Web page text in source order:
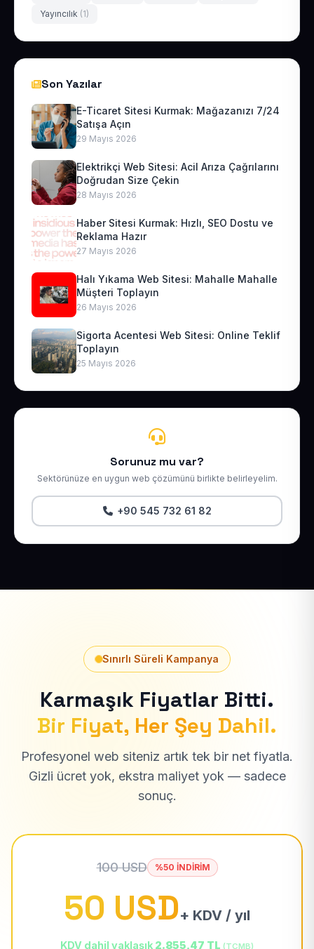
Yayıncılık (1)
Son Yazılar
E-Ticaret Sitesi Kurmak: Mağazanızı 7/24
Satışa Açın
29 Mayıs 2026
Elektrikçi Web Sitesi: Acil Arıza Çağrılarını
Doğrudan Size Çekin
28 Mayıs 2026
Haber Sitesi Kurmak: Hızlı, SEO Dostu ve
Reklama Hazır
27 Mayıs 2026
Halı Yıkama Web Sitesi: Mahalle Mahalle
Müşteri Toplayın
26 Mayıs 2026
Sigorta Acentesi Web Sitesi: Online Teklif
Toplayın
25 Mayıs 2026
Sorunuz mu var?
Sektörünüze en uygun web çözümünü birlikte belirleyelim.
+90 545 732 61 82
Sınırlı Süreli Kampanya
Karmaşık Fiyatlar Bitti.
Bir Fiyat, Her Şey Dahil.
Profesyonel web siteniz artık tek bir net fiyatla.
Gizli ücret yok, ekstra maliyet yok — sadece
sonuç.
100 USD %50 İNDİRİM
50 USD+ KDV / yıl
KDV dahil yaklaşık 2.855,47 TL (TCMB)